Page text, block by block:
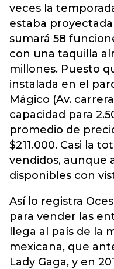
veces la
estaba
sumará 58
con una taquilla
millones. Puesto
instalada en el
Mágico (Av.
capacidad para
promedio de
$211.000. Casi la
vendidos, aunque
disponibles con
Así lo registra
para vender las
llega al país de la
mexicana, que
Lady Gaga, y en